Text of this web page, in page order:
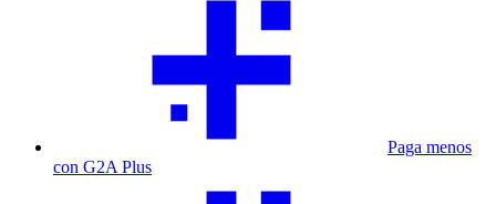
Paga menos
con G2A Plus